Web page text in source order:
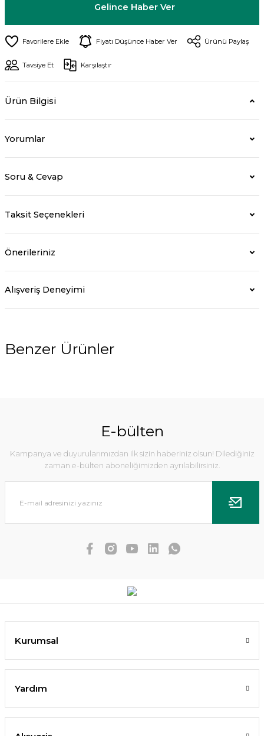
Gelince Haber Ver
Fiyatı Düşünce Haber Ver Ürünü Paylaş
Tavsiye Et Karşılaştır
Ürün Bilgisi
Yorumlar
Soru & Cevap
Taksit Seçenekleri
Önerileriniz
Alışveriş Deneyimi
Benzer Ürünler
Echinodorus small bear IN VITRO
452,12 TL
E-bülten
Kampanya ve duyurularımızdan ilk sizin haberiniz olsun! Dilediğiniz
zaman e-bülten aboneliğimizden ayrılabilirsiniz.
Kurumsal
Yardım